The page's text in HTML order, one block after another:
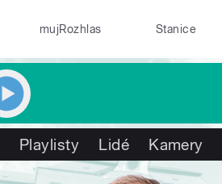
mujRozhlas Stanice
Playlisty Lidé Kamery